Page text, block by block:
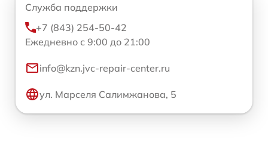
Служба поддержки
+7 (843) 254-50-42
Ежедневно с 9:00 до 21:00
info@kzn.jvc-repair-center.ru
ул. Марселя Салимжанова, 5